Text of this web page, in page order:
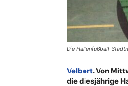
Die Hallenfußball-
Velbert. Von
die diesjährige